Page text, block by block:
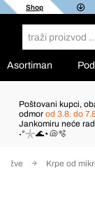
Shop
Asortiman
Poštovani kupci,
odmor od 3.8. do
Jankomiru neće
˖°𓇼🌊⋆🐚🫧
Krpe od